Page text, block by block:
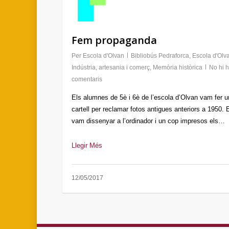
Fem propaganda
Per Escola d'Olvan Bibliobús Pedraforca, Escola
Indústria, artesania i comerç, Memòria històrica
No hi
comentaris
Els alumnes de 5è i 6è de l’escola d’Olvan vam fer
cartell per reclamar fotos antigues anteriors a 1950.
vam dissenyar a l’ordinador i un cop impresos els…
Llegir Més
12/05/2017